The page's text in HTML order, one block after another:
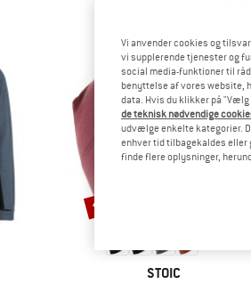
MÆRKE
STOIC
Rabat
til 35%
Vi anvender cookies og
vi supplerende tjenester og
social media-funktioner til
benyttelse af vores website,
data. Hvis du klikker på
de teknisk nødvendige
udvælge enkelte kategorier.
enhver tid tilbagekaldes eller
finde flere oplysninger,